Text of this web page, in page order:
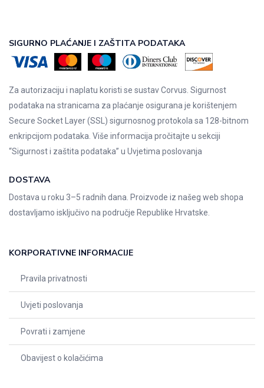
SIGURNO PLAĆANJE I ZAŠTITA PODATAKA
Za autorizaciju i naplatu koristi se sustav Corvus. Sigurnost
podataka na stranicama za plaćanje osigurana je korištenjem
Secure Socket Layer (SSL) sigurnosnog protokola sa 128-bitnom
enkripcijom podataka. Više informacija pročitajte u sekciji
“Sigurnost i zaštita podataka” u Uvjetima poslovanja
DOSTAVA
Dostava u roku 3–5 radnih dana. Proizvode iz našeg web shopa
dostavljamo isključivo na područje Republike Hrvatske.
KORPORATIVNE INFORMACIJE
Pravila privatnosti
Uvjeti poslovanja
Povrati i zamjene
Obavijest o kolačićima